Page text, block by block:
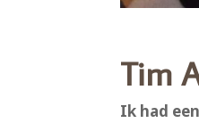
Tim
Ik had